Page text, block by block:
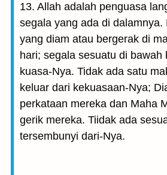
13. Allah adalah penguasa
segala yang ada di dalamnya.
yang diam atau bergerak di
hari; segala sesuatu di bawah
kuasa-Nya. Tidak ada satu
keluar dari kekuasaan-Nya;
perkataan mereka dan Maha
gerik mereka. Tiidak ada
tersembunyi dari-Nya.